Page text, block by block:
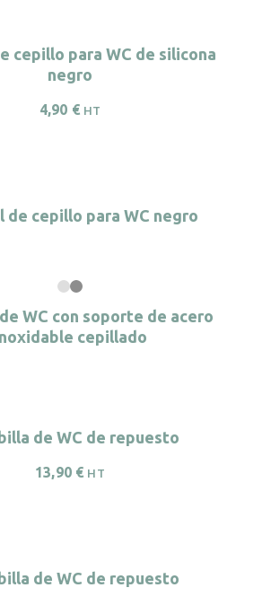
cepillo para WC de silicona
negro
4,90 € HT
de cepillo para WC negro
WC con soporte de acero
cepillado
de WC de repuesto
13,90 € HT
de WC de repuesto